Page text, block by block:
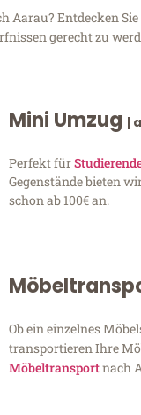
Aarau? Entdecken
gerecht zu
Mini Umzug |
Perfekt für
Gegenstände bieten
schon ab 100€ an.
Ob ein einzelnes
transportieren Ihre
Möbeltransportnach